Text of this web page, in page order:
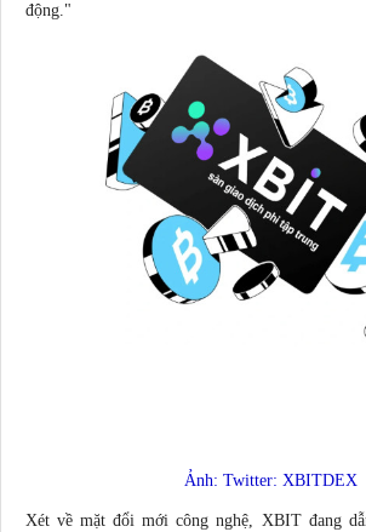
động."
Ảnh: Twitter: XBITDEX
Xét về mặt đổi mới công nghệ, XBIT đang